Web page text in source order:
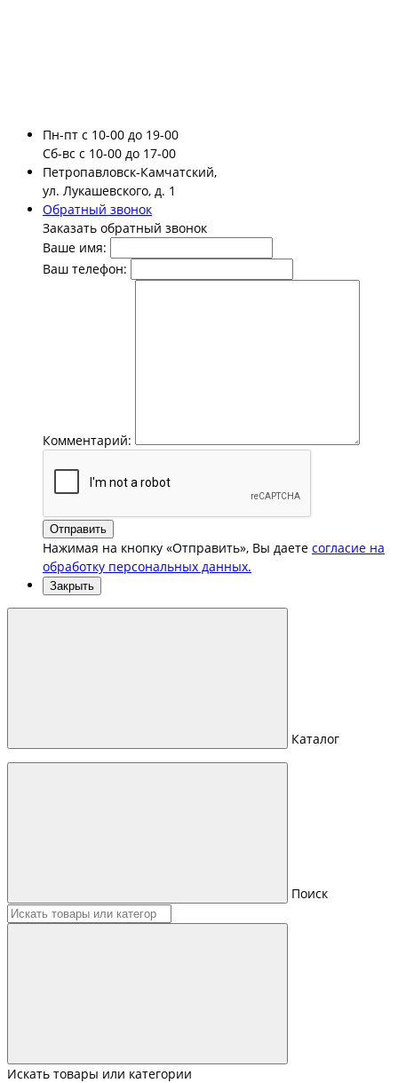
Пн-пт с 10-00 до 19-00
Сб-вс с 10-00 до 17-00
Петропавловск-Камчатский,
ул. Лукашевского, д. 1
Обратный звонок
Заказать обратный звонок
Ваше имя:
Ваш телефон:
Комментарий:
Отправить
Нажимая на кнопку «Отправить», Вы даете согласие на
обработку персональных данных.
Закрыть
Каталог
Поиск
Искать товары или категории